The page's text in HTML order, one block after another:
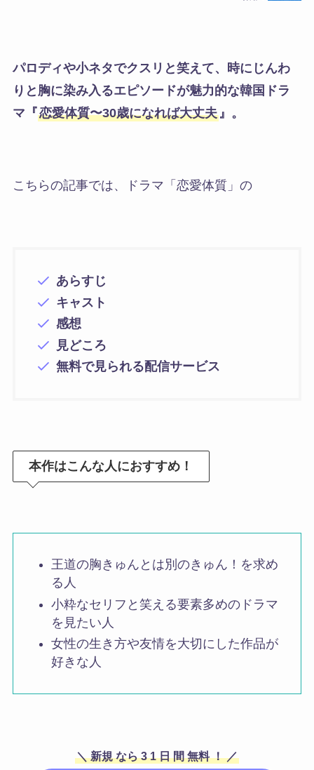
パロディや小ネタでクスリと笑えて、時にじんわ
りと胸に染み入るエピソードが魅力的な韓国ドラ
マ『恋愛体質〜30歳になれば大丈夫』。
こちらの記事では、ドラマ「恋愛体質」の
あらすじ
キャスト
感想
見どころ
無料で見られる配信サービス
本作はこんな人におすすめ！
王道の胸きゅんとは別のきゅん！を求め
る人
小粋なセリフと笑える要素多めのドラマ
を見たい人
女性の生き方や友情を大切にした作品が
好きな人
＼ 新規 なら 3 1 日 間 無料 ！ ／